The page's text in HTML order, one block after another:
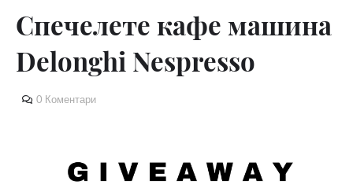
Спечелете кафе машина
Delonghi Nespresso
0 Коментари